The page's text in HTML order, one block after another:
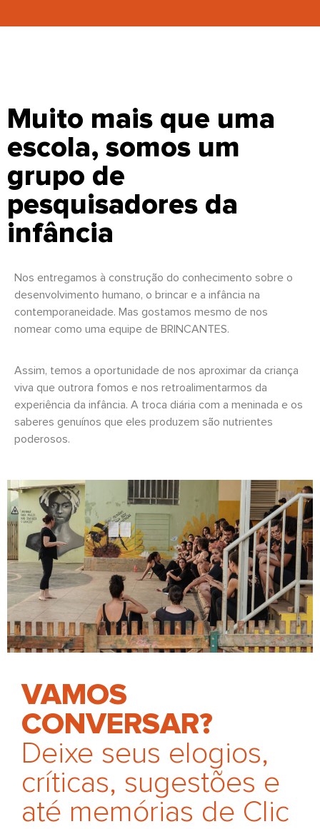
Muito mais que uma
escola, somos um
grupo de
pesquisadores da
infância
Nos entregamos à construção do conhecimento sobre o
desenvolvimento humano, o brincar e a infância na
contemporaneidade. Mas gostamos mesmo de nos
nomear como uma equipe de BRINCANTES.
Assim, temos a oportunidade de nos aproximar da criança
viva que outrora fomos e nos retroalimentarmos da
experiência da infância. A troca diária com a meninada e os
saberes genuínos que eles produzem são nutrientes
poderosos.
VAMOS
CONVERSAR?
Deixe seus elogios,
críticas, sugestões e
até memórias de Clic